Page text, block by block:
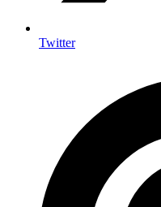
Twitter